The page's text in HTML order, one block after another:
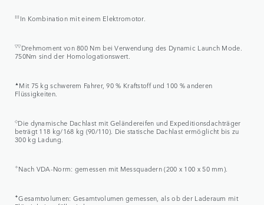
‡‡ In Kombination mit einem Elektromotor.
▽▽ Drehmoment von 800 Nm bei Verwendung des Dynamic Launch Mode.
750Nm sind der Homologationswert.
▲ Mit 75 kg schwerem Fahrer, 90 % Kraftstoff und 100 % anderen
Flüssigkeiten.
◇Die dynamische Dachlast mit Geländereifen und Expeditionsdachträger
beträgt 118 kg/168 kg (90/110). Die statische Dachlast ermöglicht bis zu
300 kg Ladung.
✧ Nach VDA-Norm: gemessen mit Messquadern (200 x 100 x 50 mm).
✦Gesamtvolumen: Gesamtvolumen gemessen, als ob der Laderaum mit